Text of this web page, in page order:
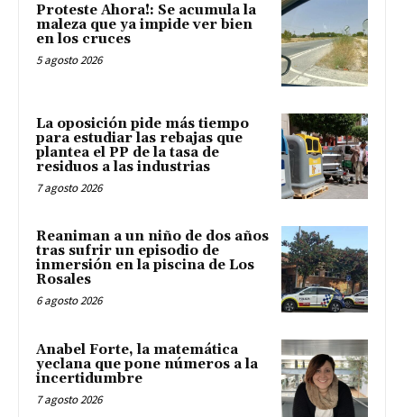
Proteste Ahora!: Se acumula la
maleza que ya impide ver bien
en los cruces
5 agosto 2026
La oposición pide más tiempo
para estudiar las rebajas que
plantea el PP de la tasa de
residuos a las industrias
7 agosto 2026
Reaniman a un niño de dos años
tras sufrir un episodio de
inmersión en la piscina de Los
Rosales
6 agosto 2026
Anabel Forte, la matemática
yeclana que pone números a la
incertidumbre
7 agosto 2026